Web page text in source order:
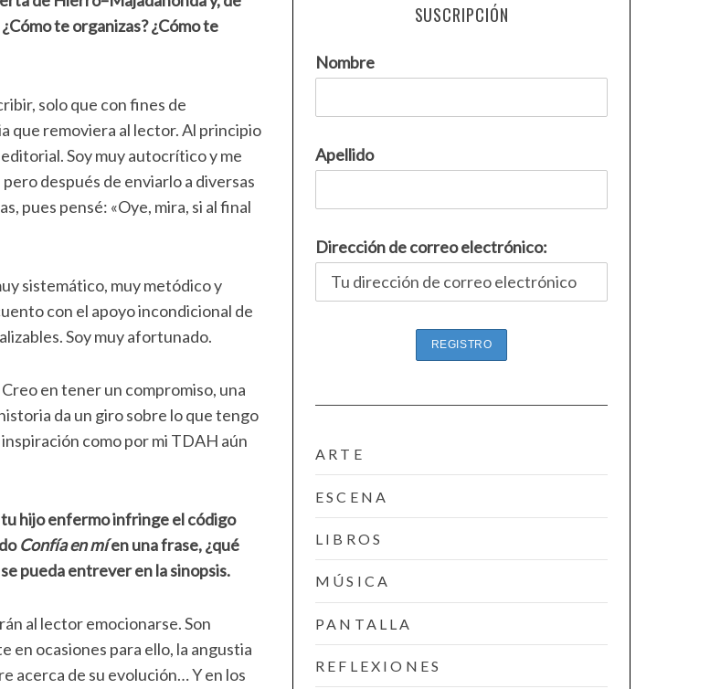
te organizas? ¿Cómo te
solo que con fines de
que removiera al lector. Al principio
Soy muy autocrítico y me
después de enviarlo a diversas
pues pensé: «Oye, mira, si al final
sistemático, muy metódico y
con el apoyo incondicional de
Soy muy afortunado.
en tener un compromiso, una
da un giro sobre lo que tengo
como por mi TDAH aún
tu hijo enfermo infringe el código
Confía en míen una frase, ¿qué
pueda entrever en la sinopsis.
al lector emocionarse. Son
en ocasiones para ello, la angustia
acerca de su evolución… Y en los
SUSCRIPCIÓN
Nombre
Apellido
Dirección de correo electrónico:
ARTE
ESCENA
LIBROS
MÚSICA
PANTALLA
REFLEXIONES